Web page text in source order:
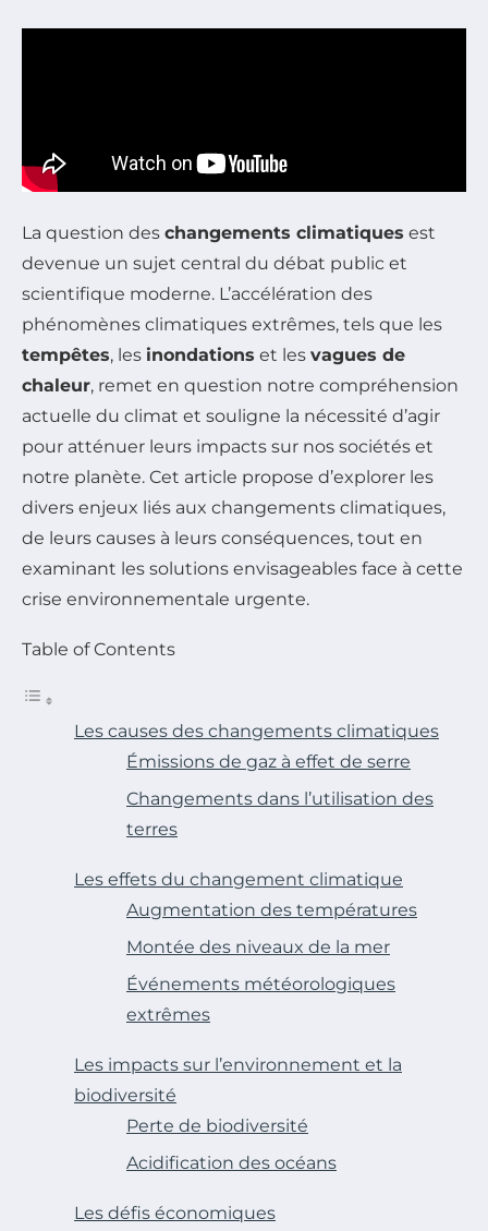
La question des changements climatiques est
devenue un sujet central du débat public et
scientifique moderne. L’accélération des
phénomènes climatiques extrêmes, tels que les
tempêtes, les inondations et les vagues de
chaleur, remet en question notre compréhension
actuelle du climat et souligne la nécessité d’agir
pour atténuer leurs impacts sur nos sociétés et
notre planète. Cet article propose d’explorer les
divers enjeux liés aux changements climatiques,
de leurs causes à leurs conséquences, tout en
examinant les solutions envisageables face à cette
crise environnementale urgente.
Table of Contents
Les causes des changements climatiques
Émissions de gaz à effet de serre
Changements dans l’utilisation des
terres
Les effets du changement climatique
Augmentation des températures
Montée des niveaux de la mer
Événements météorologiques
extrêmes
Les impacts sur l’environnement et la
biodiversité
Perte de biodiversité
Acidification des océans
Les défis économiques